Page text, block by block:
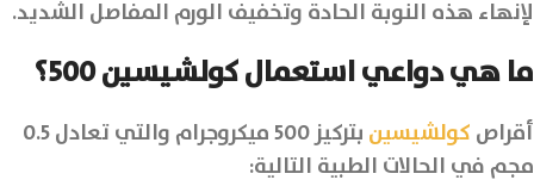
لإنهاء هذه النوبة الحادة وتخفيف الورم المفاصل الشديد.
ما هي دواعي استعمال كولشيسين 500؟
أقراص كولشيسين
بتركيز 500 ميكروجرام والتي تعادل 0.5
مجم في الحالات الطبية التالية: